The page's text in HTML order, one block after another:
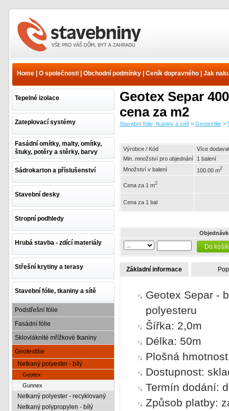
sítě - Geotextilie - Netkaný
www.e-stavebniny.cz
Home| O společnosti| Obchodní podmínky| Ceník dopravného| Jak
Tepelné izolace
Zateplovací systémy
Fasádní omítky, malty, omítky,
štuky, potěry a stěrky, barvy
Sádrokarton a příslušenství
Stavební desky
Stropní podhledy
Hrubá stavba - zdící materiály
Střešní krytiny a terasy
Stavební fólie, tkaniny a sítě
Podstřešní fólie
Fasádní fólie
Sklovláknité mřížkové tkaniny
Geotextilie
Netkaný polyester - bílý
Geotex
Gunnex
Netkaný polyester - recyklovaný
Netkaný polypropylen - bílý
Geotex Separ
cena za m2
Stavební fólie, tkaniny a sítě» Geotextilie»
Výrobce / Kód
Více
Min. množství pro objednání
1 balení
Množství v balení
100.00 m2
Cena za 1 m2
Cena za 1 bal
Základní informace
Geotex Separ -
polyesteru
Šířka: 2,0m
Délka: 50m
Plošná
Dostupnost:
Termín dodání:
Způsob platby: